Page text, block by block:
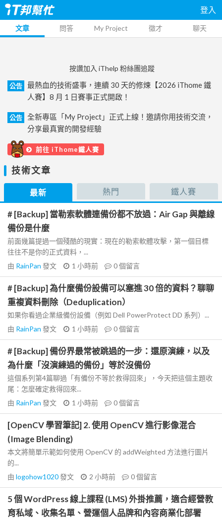
登入
文章 問答 My Project 徵才 聊天
按讚加入 iThelp 粉絲團追蹤
公告
最熱血的技術盛事，連續 30 天的修煉【2026 iThome 鐵
人賽】8 月 1 日賽事正式開啟！
公告
全新專區「My Project」正式上線！邀請你用技術交流，
分享最真實的開發經驗
前往 iThome鐵人賽
技術文章
最新 熱門 鐵人賽
# [Backup] 當勒索軟體連備份都不放過：Air Gap 與離線
備份是什麼
前面幾篇提過一個殘酷的現實：現在的勒索軟體攻擊，第一個目標
往往不是你的正式資料，...
由 RainPan 發文 1 小時前 0個留言
# [Backup] 為什麼備份設備可以塞進 30 倍的資料？聊聊
重複資料刪除（Deduplication）
如果你看過企業級備份設備（例如 Dell PowerProtect DD 系列）...
由 RainPan 發文 1 小時前 0個留言
# [Backup] 備份界最常被跳過的一步：還原演練，以及
為什麼「沒演練過的備份」等於沒備份
這個系列第4篇聊過「有備份不等於救得回來」，今天把這個主題收
尾：怎麼確定救得回來...
由 RainPan 發文 1 小時前 0個留言
[OpenCV 學習筆記] 2. 使用 OpenCV 進行影像混合
(Image Blending)
本文將簡單示範如何使用 OpenCV 的 addWeighted 方法進行圖片
的...
由 logohow1020發文 2 小時前 0個留言
5 個 WordPress 線上課程 (LMS) 外掛推薦，適合經營教
育私域、收集名單、營運個人品牌和內容商業化部署